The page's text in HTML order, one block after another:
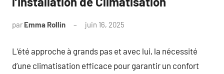
par Emma Rollin juin 16, 2025
L’été approche à grands pas et avec lui, la nécessité
d’une climatisation efficace pour garantir un confort